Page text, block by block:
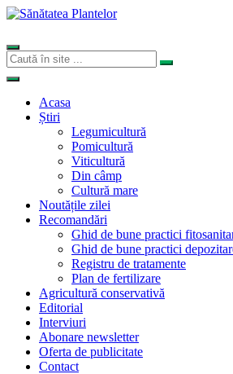
Acasa
Știri
Legumicultură
Pomicultură
Viticultură
Din câmp
Cultură mare
Noutățile zilei
Recomandări
Ghid de bune practici
Ghid de bune practici
Registru de tratamente
Plan de fertilizare
Agricultură conservativă
Editorial
Interviuri
Abonare newsletter
Oferta de publicitate
Contact